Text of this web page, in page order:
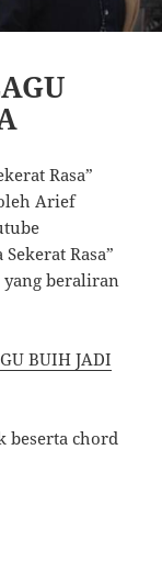
Rasa”
Arief
Rasa”
beraliran
BUIH JADI
chord